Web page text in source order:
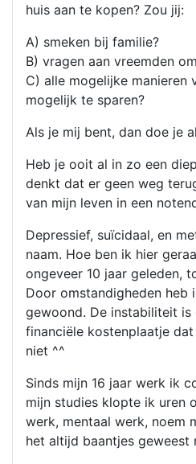
huis aan te kopen? Zou jij:
A) smeken bij familie?
B) vragen aan vreemden
C) alle mogelijke manieren
mogelijk te sparen?
Als je mij bent, dan doe je
Heb je ooit al in zo een
denkt dat er geen weg
van mijn leven in een
Depressief, suïcidaal, en
naam. Hoe ben ik hier
ongeveer 10 jaar geleden,
Door omstandigheden heb
gewoond. De instabiliteit is
financiële kostenplaatje
niet ^^
Sinds mijn 16 jaar werk ik
mijn studies klopte ik uren
werk, mentaal werk, noem
het altijd baantjes geweest